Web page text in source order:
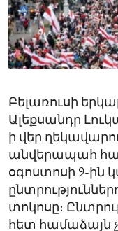
ENVIRONMENT
IDEALS AND
Բելառուսի
Ալեքսանդր
ի վեր
անվերապահ
օգոստոսի 9-
տոկոսը։
հետ համաձայն